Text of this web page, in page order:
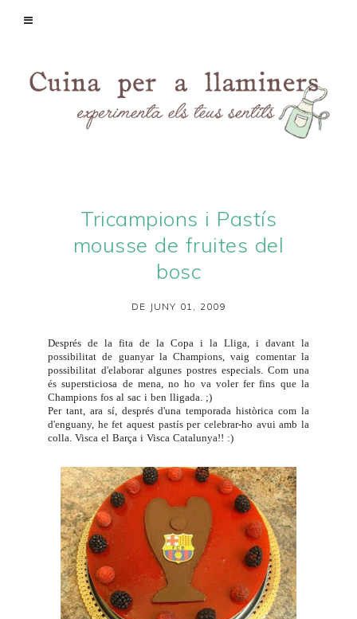
Tricampions i Pastís
mousse de fruites del
bosc
DE JUNY 01, 2009
Després de la fita de la Copa i la Lliga , i davant la
possibilitat de guanyar la Champions, vaig comentar la
possibilitat d'elaborar algunes postres especials. Com una
és supersticiosa de mena, no ho va voler fer fins que la
Champions fos al sac i ben lligada. ;)
Per tant, ara sí, després d'una temporada històrica com la
d'enguany, he fet aquest pastís per celebrar-ho avui amb la
colla. Visca el Barça i Visca Catalunya!! :)